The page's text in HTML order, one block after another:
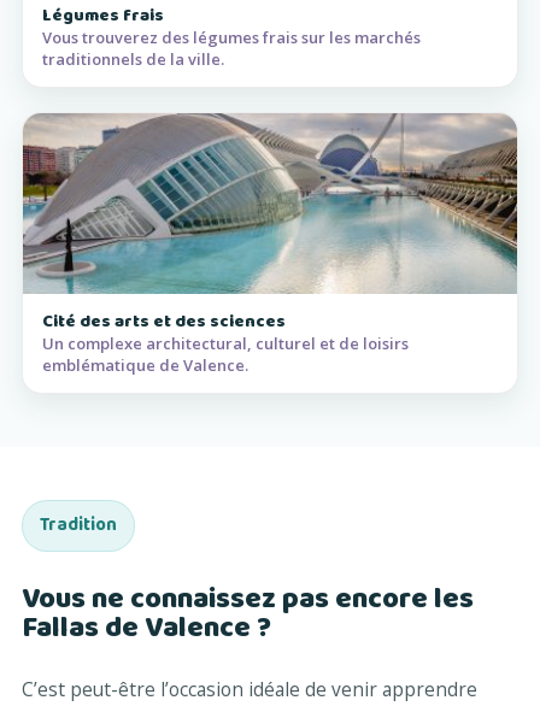
Légumes frais
Vous trouverez des légumes frais sur les marchés
traditionnels de la ville.
Cité des arts et des sciences
Un complexe architectural, culturel et de loisirs
emblématique de Valence.
Tradition
Vous ne connaissez pas encore les
Fallas de Valence ?
C’est peut-être l’occasion idéale de venir apprendre